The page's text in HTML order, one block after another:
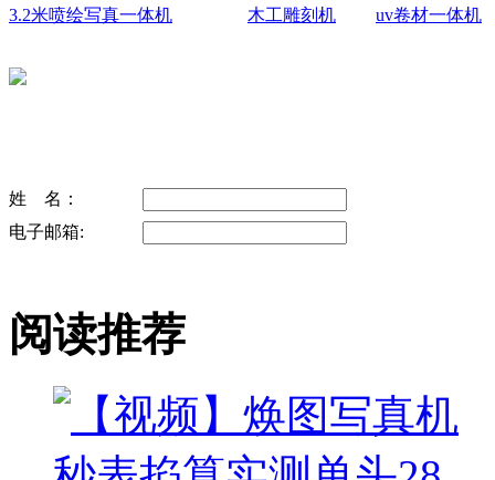
3.2米喷绘写真一体机 木工雕刻机 uv卷材一体机
姓 名：
电子邮箱:
阅读推荐